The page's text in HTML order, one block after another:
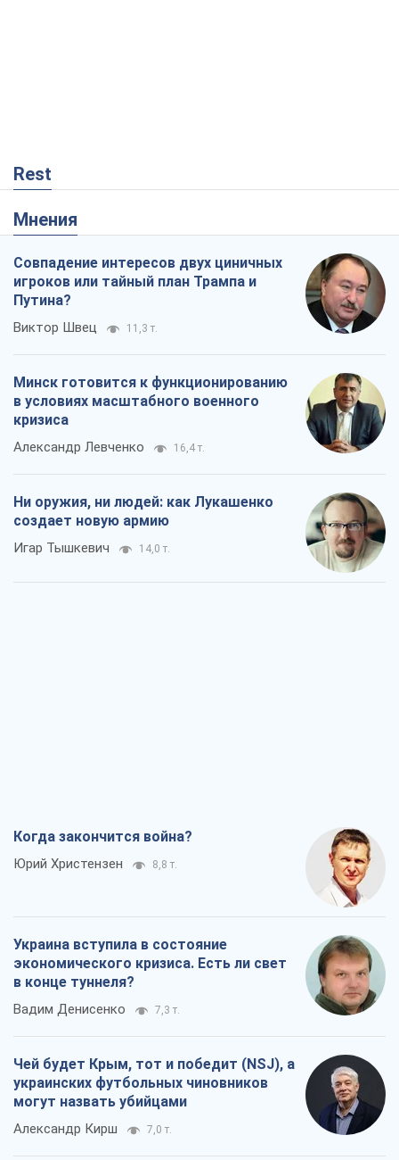
Rest
Мнения
Совпадение интересов двух циничных
игроков или тайный план Трампа и
Путина?
Виктор Швец 11,3 т.
Минск готовится к функционированию
в условиях масштабного военного
кризиса
Александр Левченко 16,4 т.
Ни оружия, ни людей: как Лукашенко
создает новую армию
Игар Тышкевич 14,0 т.
Когда закончится война?
Юрий Христензен 8,8 т.
Украина вступила в состояние
экономического кризиса. Есть ли свет
в конце туннеля?
Вадим Денисенко 7,3 т.
Чей будет Крым, тот и победит (NSJ), а
украинских футбольных чиновников
могут назвать убийцами
Александр Кирш 7,0 т.